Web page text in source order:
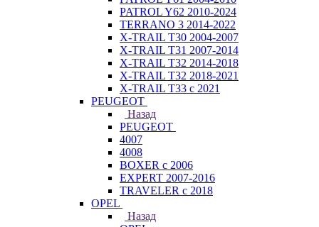
PATROL Y62 2010-2024
TERRANO 3 2014-2022
X-TRAIL T30 2004-2007
X-TRAIL T31 2007-2014
X-TRAIL T32 2014-2018
X-TRAIL T32 2018-2021
X-TRAIL T33 с 2021
PEUGEOT
Назад
PEUGEOT
4007
4008
BOXER с 2006
EXPERT 2007-2016
TRAVELER с 2018
OPEL
Назад